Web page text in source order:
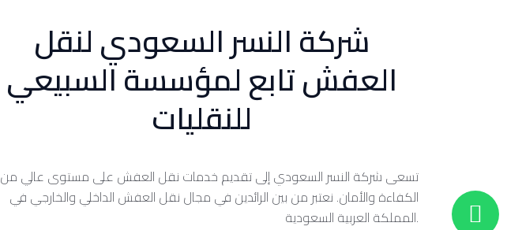
شركة النسر السعودي لنقل
العفش تابع لمؤسسة السبيعي
للنقليات
تسعى شركة النسر السعودي إلى تقديم خدمات نقل العفش على مستوى عالي من
الكفاءة والأمان. نعتبر من بين الرائدين في مجال نقل العفش الداخلي والخارجي في
المملكة العربية السعودية.